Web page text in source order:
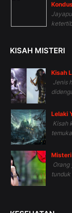
KISAH MISTERI
Kisah
Jenis
Lelaki
Kisah
Misteri
Orang